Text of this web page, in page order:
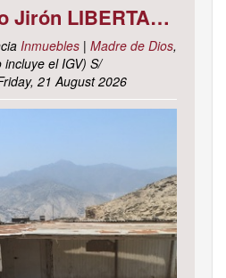
Predio Urbano Jirón LIBERTAD Mz. 5-H, Lote 23, TAMBOPATA - TAMBOPATA - MADRE DE DIOS ; cuyo dominio corre inscrito en la partida electrónica N° 07001561 del registro de propiedad inmueble de la ZONA REGISTRAL N° X, SEDE CUSCO, OFICINA REGISTRAL MADRE DE D
Inmuebles | Madre de Dios,
el IGV) S/
21 August 2026